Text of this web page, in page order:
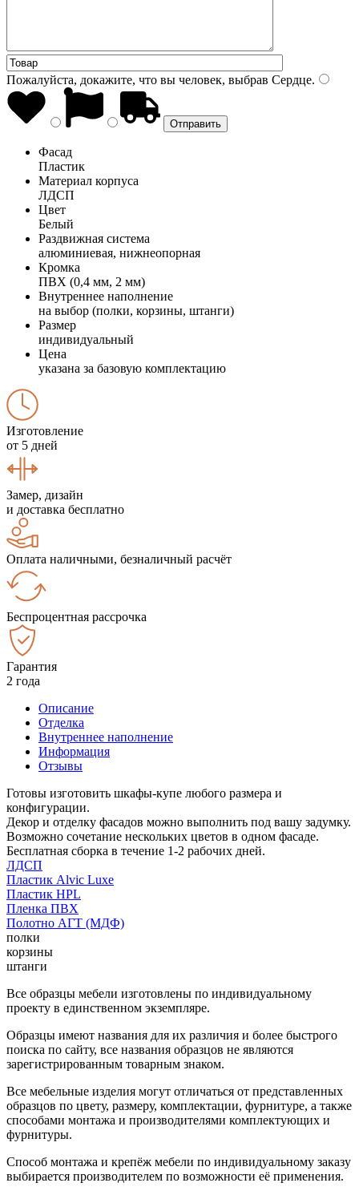
Пожалуйста, докажите, что вы человек, выбрав Сердце.
Фасад
Пластик
Материал корпуса
ЛДСП
Цвет
Белый
Раздвижная система
алюминиевая, нижнеопорная
Кромка
ПВХ (0,4 мм, 2 мм)
Внутреннее наполнение
на выбор (полки, корзины, штанги)
Размер
индивидуальный
Цена
указана за базовую комплектацию
Изготовление
от 5 дней
Замер, дизайн
и доставка бесплатно
Оплата наличными, безналичный расчёт
Беспроцентная рассрочка
Гарантия
2 года
Описание
Отделка
Внутреннее наполнение
Информация
Отзывы
Готовы изготовить шкафы-купе любого размера и
конфигурации.
Декор и отделку фасадов можно выполнить под вашу задумку.
Возможно сочетание нескольких цветов в одном фасаде.
Бесплатная сборка в течение 1-2 рабочих дней.
ЛДСП
Пластик Alvic Luxe
Пластик HPL
Пленка ПВХ
Полотно АГТ (МДФ)
полки
корзины
штанги
Все образцы мебели изготовлены по индивидуальному
проекту в единственном экземпляре.
Образцы имеют названия для их различия и более быстрого
поиска по сайту, все названия образцов не являются
зарегистрированным товарным знаком.
Все мебельные изделия могут отличаться от представленных
образцов по цвету, размеру, комплектации, фурнитуре, а также
способами монтажа и производителями комплектующих и
фурнитуры.
Способ монтажа и крепёж мебели по индивидуальному заказу
выбирается производителем по возможности её применения.